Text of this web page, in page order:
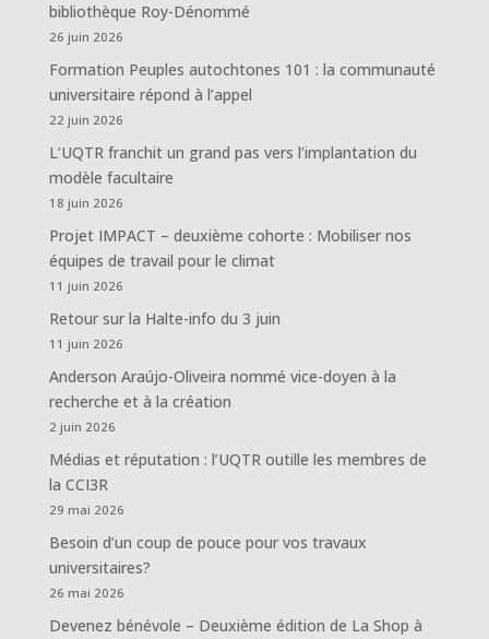
bibliothèque Roy-Dénommé
26 juin 2026
Formation Peuples autochtones 101 : la communauté
universitaire répond à l’appel
22 juin 2026
L’UQTR franchit un grand pas vers l’implantation du
modèle facultaire
18 juin 2026
Projet IMPACT – deuxième cohorte : Mobiliser nos
équipes de travail pour le climat
11 juin 2026
Retour sur la Halte-info du 3 juin
11 juin 2026
Anderson Araújo-Oliveira nommé vice-doyen à la
recherche et à la création
2 juin 2026
Médias et réputation : l’UQTR outille les membres de
la CCI3R
29 mai 2026
Besoin d’un coup de pouce pour vos travaux
universitaires?
26 mai 2026
Devenez bénévole – Deuxième édition de La Shop à